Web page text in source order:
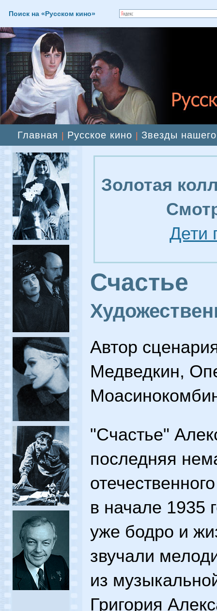
Поиск на «Русском кино»
Главная Русское кино Звезды
Золотая
Дети
Счастье
Автор
Медведкин,
"Счастье"
последняя
в начале 1935
уже бодро и
звучали
из
Григория